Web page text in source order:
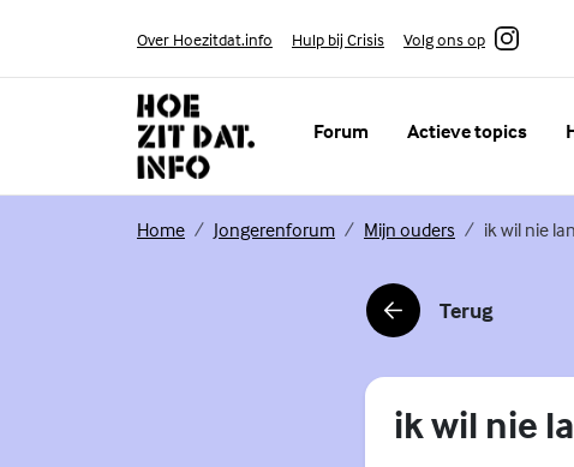
Over Hoezitdat.info Hulp bij Crisis Volg ons op
Instagram
Forum Actieve topics
Home(Externe link)
Jongerenforum(Externe link)
Mijn ouders (Externe link)
ik wil nie
Terug
(Externe link)
ik wil nie